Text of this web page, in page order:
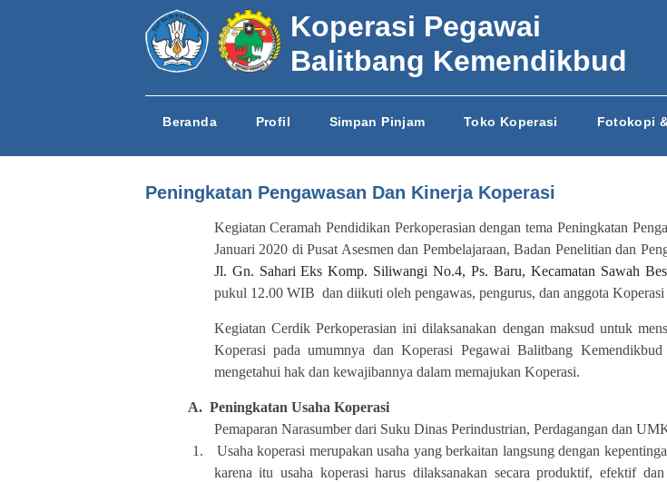
Koperasi Pegawai
Balitbang Kemendikbud
Beranda Profil Simpan Pinjam Toko Koperasi Fotokopi
Peningkatan Pengawasan Dan Kinerja Koperasi
Kegiatan Ceramah Pendidikan Perkoperasian dengan tema Peningkatan
Januari 2020 di Pusat Asesmen dan Pembelajaraan, Badan Penelitian dan
Jl. Gn. Sahari Eks Komp. Siliwangi No.4, Ps. Baru, Kecamatan Sawah
pukul 12.00 WIB dan diikuti oleh pengawas, pengurus, dan anggota
Kegiatan Cerdik Perkoperasian ini dilaksanakan dengan maksud untuk
Koperasi pada umumnya dan Koperasi Pegawai Balitbang
mengetahui hak dan kewajibannya dalam memajukan Koperasi.
A. Peningkatan Usaha Koperasi
Pemaparan Narasumber dari Suku Dinas Perindustrian, Perdagangan dan
1.
Usaha koperasi merupakan usaha yang berkaitan langsung dengan
karena itu usaha koperasi harus dilaksanakan secara produktif, efektif